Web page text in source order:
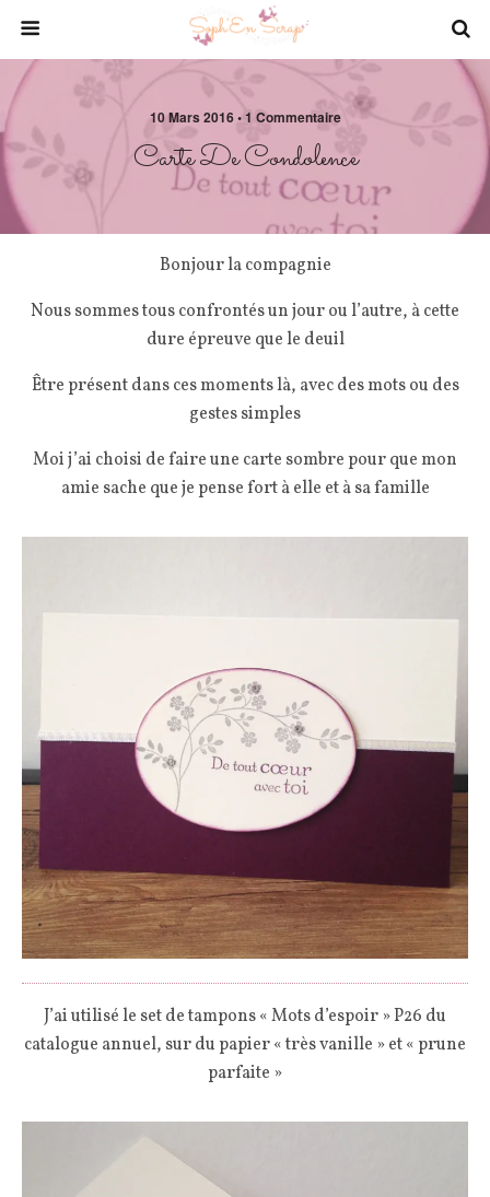
10 Mars 2016 • 1 Commentaire
Carte De Condolence
Bonjour la compagnie
Nous sommes tous confrontés un jour ou l’autre, à cette
dure épreuve que le deuil
Être présent dans ces moments là, avec des mots ou des
gestes simples
Moi j’ai choisi de faire une carte sombre pour que mon
amie sache que je pense fort à elle et à sa famille
J’ai utilisé le set de tampons « Mots d’espoir » P26 du
catalogue annuel, sur du papier « très vanille » et « prune
parfaite »